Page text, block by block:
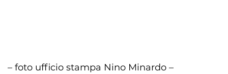
– foto ufficio stampa Nino Minardo –